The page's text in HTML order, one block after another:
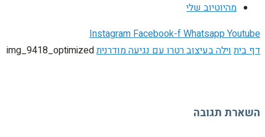
מהיוטיוב שלי
InstagramFacebook-fWhatsappYoutube
דף ביתוילה בעיצוב רטרו עם נגיעה מודרניתimg_9418_optimized
השארת תגובה